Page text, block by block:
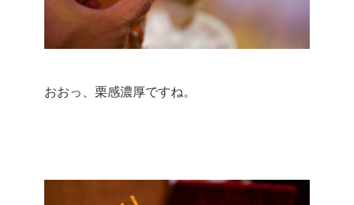
おおっ、栗感濃厚ですね。